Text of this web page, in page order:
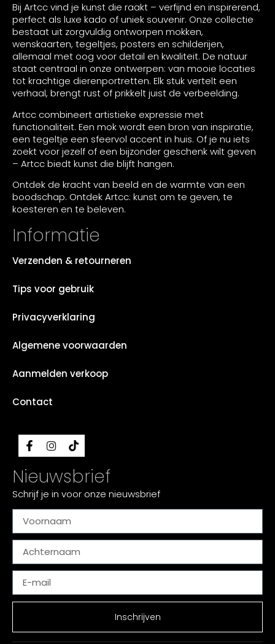
Bij Artcc vind je kunst die raakt – verfijnd en inspirerend,
perfect als luxe kado of uniek souvenir. Onze collectie
bestaat uit zorgvuldig ontworpen mokken,
wenskaarten, tegeltjes, posters en schilderijen,
allemaal met oog voor detail en kwaliteit. De natuur
staat centraal in onze ontwerpen: van mooie locaties
tot krachtige dierenportretten. Elk stuk vertelt een
verhaal, brengt rust of prikkelt juist de verbeelding.
Artcc combineert artistieke expressie met
functionaliteit. Een mok wordt een bron van inspiratie,
een tegeltje een sfeervol accent in huis. Of je nu iets
zoekt voor jezelf of een bijzonder geschenk wilt geven
– Artcc biedt kunst die blijft hangen.
Ontdek de kracht van beeld en de warmte van een
boodschap. Ontdek Artcc: kunst om te geven, te
koesteren en te beleven.
Informatie
Verzenden & retourneren
Tips voor gebruik
Privacyverklaring
Algemene voorwaarden
Aanmelden verkoop
Contact
Nieuwsbrief
Schrijf je in voor onze nieuwsbrief
Inschrijven